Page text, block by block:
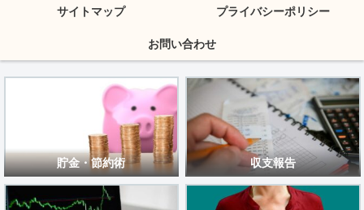
サイトマップ プライバシーポリシー
お問い合わせ
貯金・節約術 収支報告